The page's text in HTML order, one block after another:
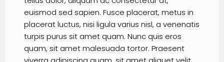
euismod sed sapien. Fusce placerat, metus in
placerat luctus, nisi ligula varius nisl, a venenatis
turpis purus sit amet quam. Nunc quis eros
quam, sit amet malesuada tortor. Praesent